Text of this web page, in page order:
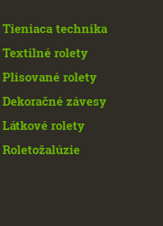
Tieniaca technika
Textilné rolety
Plisované rolety
Dekoračné závesy
Látkové rolety
Roletožalúzie